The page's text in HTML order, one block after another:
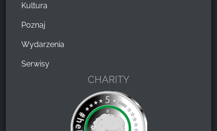
Kultura
Poznaj
Wydarzenia
Serwisy
CHARITY